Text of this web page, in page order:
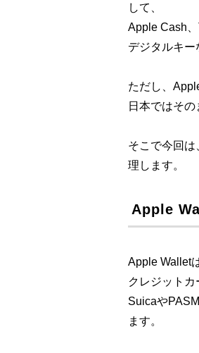
して、
Apple Cash
デジタルキー
ただし、
日本ではその
そこで今回
理します。
Apple
Apple Wallet
クレジット
Suicaや
ます。